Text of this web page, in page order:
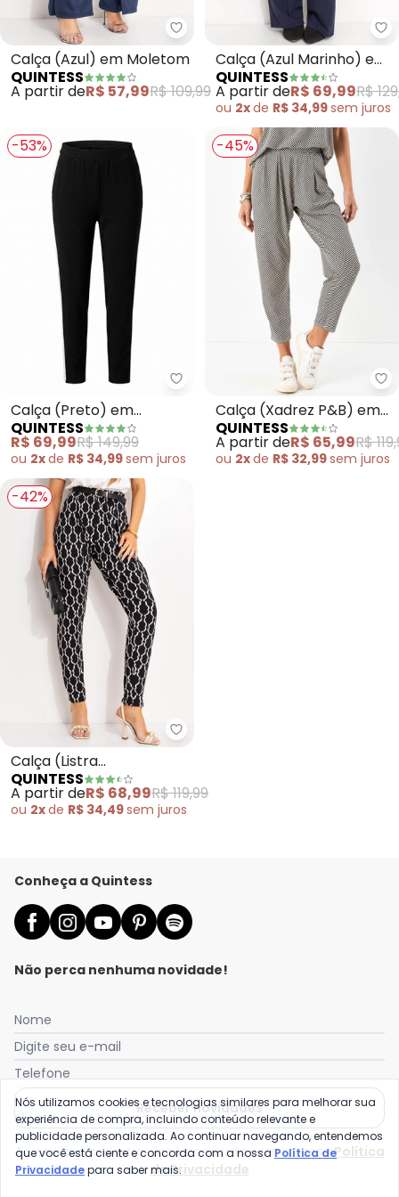
Quintess - Calça (Azul) em
Calça (Azul) em Moletom
QUINTESS
A partir deR$ 57,99R$ 109,99
Calça (Azul Marinho) em
Malha Canelada
QUINTESS
A partir deR$ 69,99R$
ou 2xde R$ 34,99sem juros
-53%
Quintess - Calça (Preto) em
Calça (Preto) em
Molecotton
QUINTESS
R$ 69,99R$ 149,99
ou 2xde R$ 34,99sem juros
-45%
Calça (Xadrez P&B) em
Malha de Viscose
QUINTESS
A partir deR$ 65,99R$
ou 2xde R$ 32,99sem juros
-42%
Quintess - Calça (Listra
Calça (Listra
Desconstruída) em
Malha de Viscose
QUINTESS
A partir deR$ 68,99R$ 119,99
ou 2xde R$ 34,49sem juros
Conheça a Quintess
Não perca nenhuma novidade!
Nome
Digite seu e-mail
Telefone
Receber novidades
Ao enviar o cadastro, você concorda com a nossa Política
de Privacidade
Nós utilizamos cookies e tecnologias similares para melhorar sua
experiência de compra, incluindo conteúdo relevante e
publicidade personalizada. Ao continuar navegando, entendemos
que você está ciente e concorda com a nossa Política de
Privacidadepara saber mais.